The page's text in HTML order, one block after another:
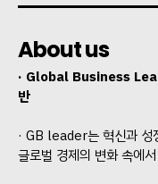
About us
· Global Business
반
· GB leader는 혁신과 성
글로벌 경제의 변화 속에